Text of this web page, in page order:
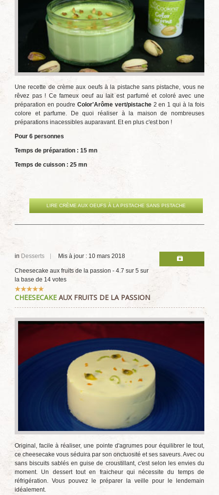
Une recette de crème aux oeufs à la pistache sans pistache, vous ne
rêvez pas ! Ce fameux oeuf au lait est parfumé et coloré avec une
préparation en poudre Color'Arôme vert/pistache2 en 1 qui à la fois
colore et parfume. De quoi réaliser à la maison de nombreuses
préparations inacessibles auparavant. Et en plus c'est bon !
Pour 6 personnes
Temps de préparation : 15 mn
Temps de cuisson : 25 mn
LIRE CRÈME AUX OEUFS À LA PISTACHE SANS PISTACHE
in Desserts Mis à jour : 10 mars 2018
Cheesecake aux fruits de la passion - 4.7 sur 5 sur
la base de 14 votes
Vote
utilisateur:5/5
CHEESECAKE AUX FRUITS DE LA PASSION
Original, facile à réaliser, une pointe d'agrumes pour équilibrer le tout,
ce cheesecake vous séduira par son onctuosité et ses saveurs. Avec ou
sans biscuits sablés en guise de croustillant, c'est selon les envies du
moment. Un dessert tout en fraicheur qui nécessite du temps de
réfrigération. Vous pouvez le préparer la veille pour le lendemain
idéalement.